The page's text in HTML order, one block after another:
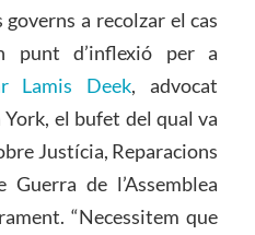
a recolzar el cas
punt d’inflexió per a
Lamis Deek, advocat
el bufet del qual va
Justícia, Reparacions
de l’Assemblea
“Necessitem que